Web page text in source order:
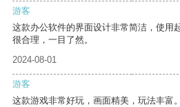
游客
这款办公软件的界面设计非常简洁，使用
很合理，一目了然。
2024-08-01
游客
这款游戏非常好玩，画面精美，玩法丰富